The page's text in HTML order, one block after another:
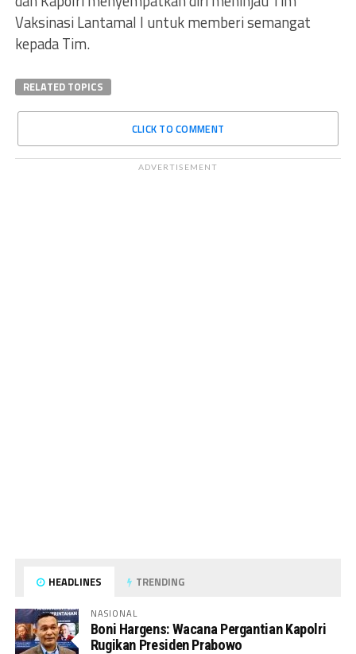
Vaksinasi Lantamal I untuk memberi semangat
kepada Tim.
RELATED TOPICS
CLICK TO COMMENT
ADVERTISEMENT
HEADLINES TRENDING
NASIONAL
Boni Hargens: Wacana Pergantian Kapolri
Rugikan Presiden Prabowo